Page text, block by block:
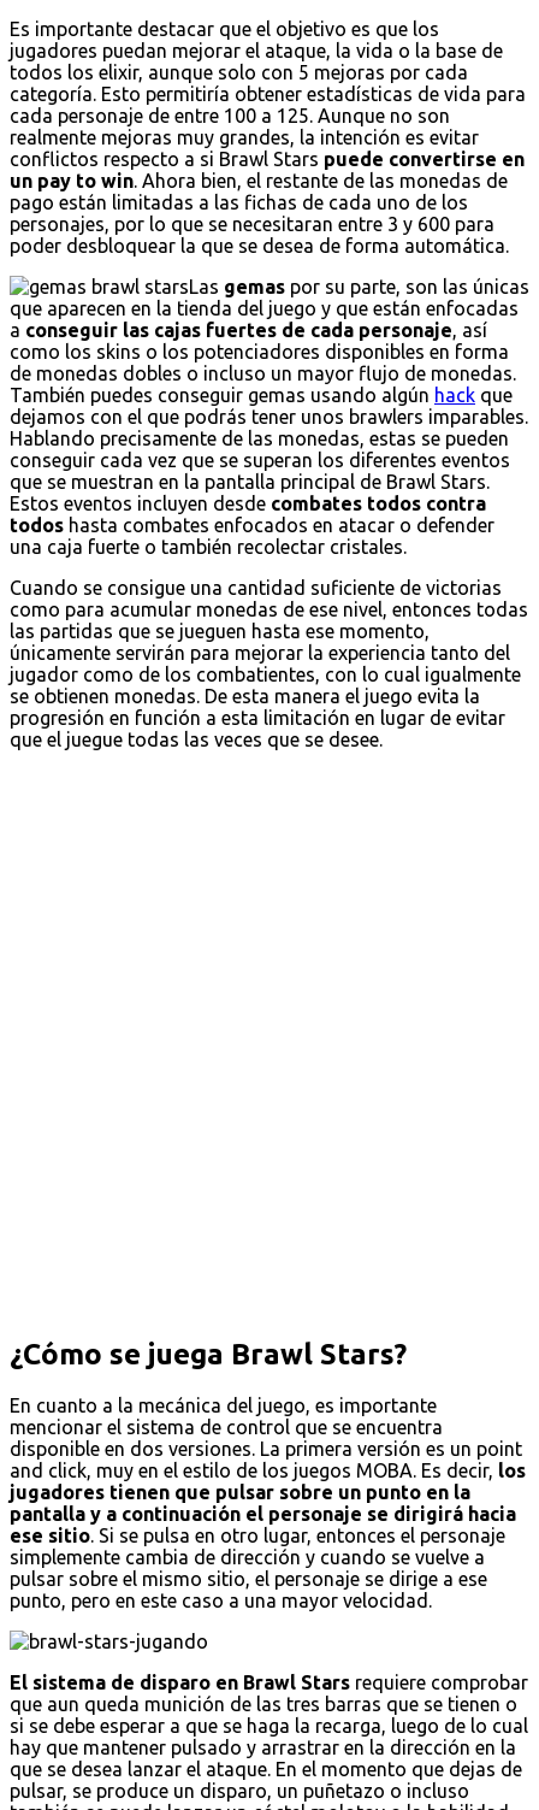
Es importante destacar que el objetivo es que los
jugadores puedan mejorar el ataque, la vida o la base de
todos los elixir, aunque solo con 5 mejoras por cada
categoría. Esto permitiría obtener estadísticas de vida para
cada personaje de entre 100 a 125. Aunque no son
realmente mejoras muy grandes, la intención es evitar
conflictos respecto a si Brawl Stars puede convertirse en
un pay to win . Ahora bien, el restante de las monedas de
pago están limitadas a las fichas de cada uno de los
personajes, por lo que se necesitaran entre 3 y 600 para
poder desbloquear la que se desea de forma automática.
Las gemas por su parte, son las únicas
que aparecen en la tienda del juego y que están enfocadas
a conseguir las cajas fuertes de cada personaje , así
como los skins o los potenciadores disponibles en forma
de monedas dobles o incluso un mayor flujo de monedas.
También puedes conseguir gemas usando algún hack que
dejamos con el que podrás tener unos brawlers imparables.
Hablando precisamente de las monedas, estas se pueden
conseguir cada vez que se superan los diferentes eventos
que se muestran en la pantalla principal de Brawl Stars.
Estos eventos incluyen desde combates todos contra
todos hasta combates enfocados en atacar o defender
una caja fuerte o también recolectar cristales.
Cuando se consigue una cantidad suficiente de victorias
como para acumular monedas de ese nivel, entonces todas
las partidas que se jueguen hasta ese momento,
únicamente servirán para mejorar la experiencia tanto del
jugador como de los combatientes, con lo cual igualmente
se obtienen monedas. De esta manera el juego evita la
progresión en función a esta limitación en lugar de evitar
que el juegue todas las veces que se desee.
¿Cómo se juega Brawl Stars?
En cuanto a la mecánica del juego, es importante
mencionar el sistema de control que se encuentra
disponible en dos versiones. La primera versión es un point
and click, muy en el estilo de los juegos MOBA. Es decir, los
jugadores tienen que pulsar sobre un punto en la
pantalla y a continuación el personaje se dirigirá hacia
ese sitio. Si se pulsa en otro lugar, entonces el personaje
simplemente cambia de dirección y cuando se vuelve a
pulsar sobre el mismo sitio, el personaje se dirige a ese
punto, pero en este caso a una mayor velocidad.
El sistema de disparo en Brawl Stars requiere comprobar
que aun queda munición de las tres barras que se tienen o
si se debe esperar a que se haga la recarga, luego de lo cual
hay que mantener pulsado y arrastrar en la dirección en la
que se desea lanzar el ataque. En el momento que dejas de
pulsar, se produce un disparo, un puñetazo o incluso